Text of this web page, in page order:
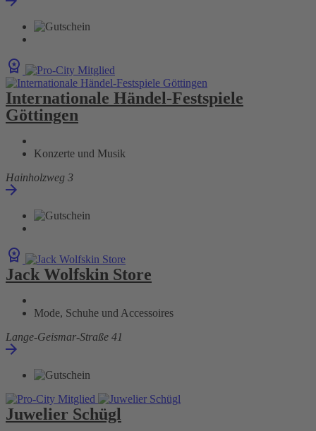
Internationale Händel-Festspiele
Göttingen
Konzerte und Musik
Hainholzweg 3
Jack Wolfskin Store
Mode, Schuhe und Accessoires
Lange-Geismar-Straße 41
Juwelier Schügl